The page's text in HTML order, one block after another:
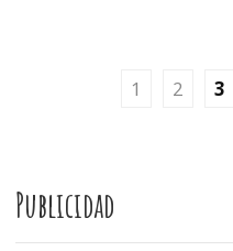
1 2 3
Publicidad